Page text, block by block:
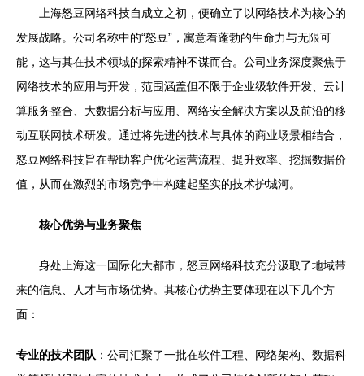
上海怒豆网络科技自成立之初，便确立了以网络技术为核心的
发展战略。公司名称中的“怒豆”，寓意着蓬勃的生命力与无限可
能，这与其在技术领域的探索精神不谋而合。公司业务深度聚焦于
网络技术的应用与开发，范围涵盖但不限于企业级软件开发、云计
算服务整合、大数据分析与应用、网络安全解决方案以及前沿的移
动互联网技术研发。通过将先进的技术与具体的商业场景相结合，
怒豆网络科技旨在帮助客户优化运营流程、提升效率、挖掘数据价
值，从而在激烈的市场竞争中构建起坚实的技术护城河。
核心优势与业务聚焦
身处上海这一国际化大都市，怒豆网络科技充分汲取了地域带
来的信息、人才与市场优势。其核心优势主要体现在以下几个方
面：
专业的技术团队 ：公司汇聚了一批在软件工程、网络架构、数据科